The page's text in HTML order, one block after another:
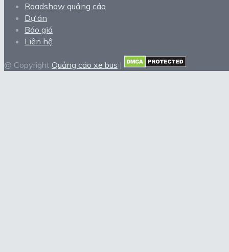
Roadshow quảng cáo
Dự án
Báo giá
Liên hệ
@ Copyright Quảng cáo xe bus |